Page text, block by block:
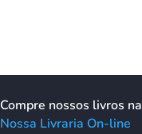
Compre nossos livros na
Nossa Livraria On-line